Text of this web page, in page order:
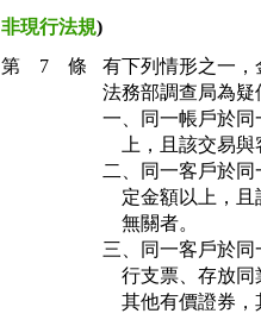
非現行法規)
第 7 條
有下列情形之一
法務部調查局為
一、同一帳戶於
上，且該交易
二、同一客戶於
定金額以上，
    無關者。
三、同一客戶於
行支票、存放
其他有價證券